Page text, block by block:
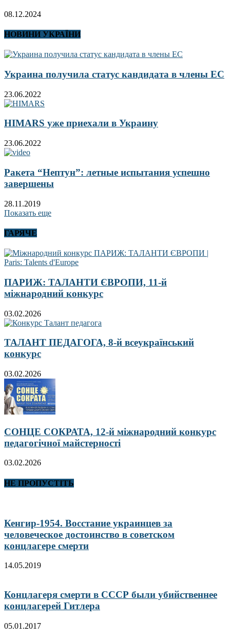
08.12.2024
НОВИНИ УКРАЇНИ
Украина получила статус кандидата в члены ЕС
23.06.2022
HIMARS уже приехали в Украину
23.06.2022
Ракета “Нептун”: летные испытания успешно
завершены
28.11.2019
Показать еще
ГАРЯЧЕ
ПАРИЖ: ТАЛАНТИ ЄВРОПИ, 11-й
міжнародний конкурс
03.02.2026
ТАЛАНТ ПЕДАГОГА, 8-й всеукраїнський
конкурс
03.02.2026
СОНЦЕ СОКРАТА, 12-й міжнародний конкурс
педагогічної майстерності
03.02.2026
НЕ ПРОПУСТІТЬ
Кенгир-1954. Восстание украинцев за
человеческое достоинство в советском
концлагере смерти
14.05.2019
Концлагеря смерти в СССР были убийственнее
концлагерей Гитлера
05.01.2017